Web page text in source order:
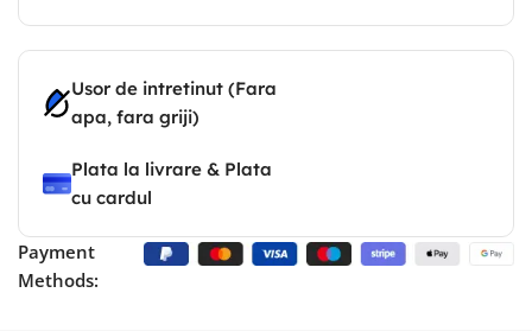
Usor de intretinut (Fara
apa, fara griji)
Plata la livrare & Plata
cu cardul
Payment
Methods: